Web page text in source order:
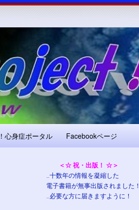
心身症ポータル Facebookページ
＜☆ 祝・出版！ ☆＞
…十数年の情報を凝縮した
電子書籍が無事出版されました！
…必要な方に届きますように！